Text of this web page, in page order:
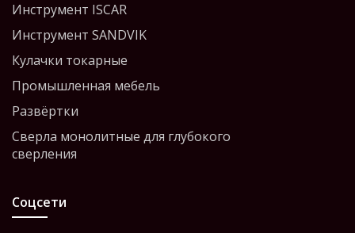
Инструмент ISCAR
Инструмент SANDVIK
Кулачки токарные
Промышленная мебель
Развёртки
Сверла монолитные для глубокого
сверления
Соцсети